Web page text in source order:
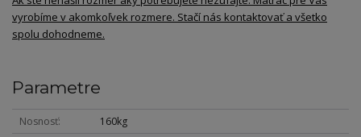
vyrobíme v akomkoľvek rozmere. Stačí nás kontaktovať a všetko
spolu dohodneme.
Parametre
Nosnosť
160kg